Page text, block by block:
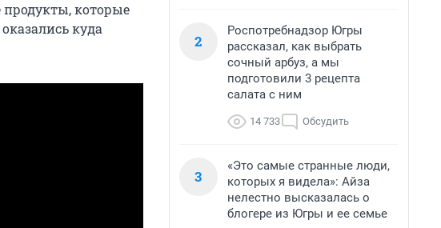
которые
куда
2
Роспотребнадзор Югры
рассказал, как выбрать
сочный арбуз, а мы
подготовили 3 рецепта
салата с ним
14 733 Обсудить
3
«Это самые странные люди,
которых я видела»: Айза
нелестно высказалась о
блогере из Югры и ее семье